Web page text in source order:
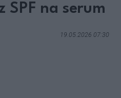
SPF na serum
19.05.2026 07:30